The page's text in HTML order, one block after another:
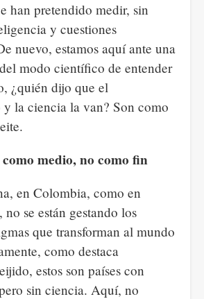
han pretendido medir, sin
y cuestiones
nuevo, estamos aquí ante una
modo científico de entender
¿quién dijo que el
la ciencia la van? Son como
medio, no como fin
en Colombia, como en
se están gestando los
que transforman al mundo
como destaca
estos son países con
sin ciencia. Aquí, no